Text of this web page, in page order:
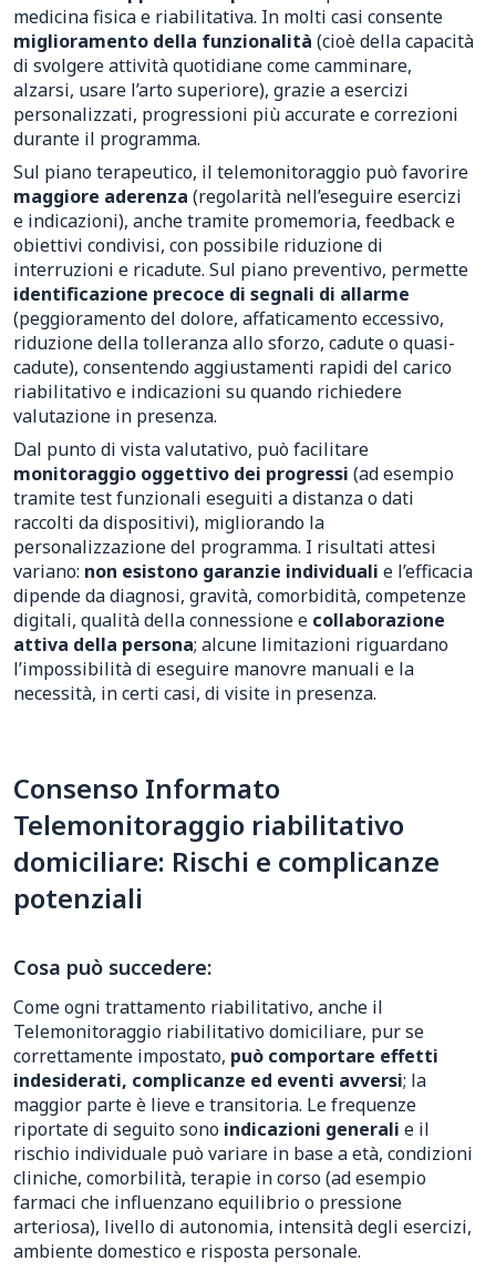
medicina fisica e riabilitativa. In molti casi consente
miglioramento della funzionalità (cioè della capacità
di svolgere attività quotidiane come camminare,
alzarsi, usare l’arto superiore), grazie a esercizi
personalizzati, progressioni più accurate e correzioni
durante il programma.
Sul piano terapeutico, il telemonitoraggio può favorire
maggiore aderenza (regolarità nell’eseguire esercizi
e indicazioni), anche tramite promemoria, feedback e
obiettivi condivisi, con possibile riduzione di
interruzioni e ricadute. Sul piano preventivo, permette
identificazione precoce di segnali di allarme
(peggioramento del dolore, affaticamento eccessivo,
riduzione della tolleranza allo sforzo, cadute o quasi-
cadute), consentendo aggiustamenti rapidi del carico
riabilitativo e indicazioni su quando richiedere
valutazione in presenza.
Dal punto di vista valutativo, può facilitare
monitoraggio oggettivo dei progressi (ad esempio
tramite test funzionali eseguiti a distanza o dati
raccolti da dispositivi), migliorando la
personalizzazione del programma. I risultati attesi
variano: non esistono garanzie individuali e l’efficacia
dipende da diagnosi, gravità, comorbidità, competenze
digitali, qualità della connessione e collaborazione
attiva della persona; alcune limitazioni riguardano
l’impossibilità di eseguire manovre manuali e la
necessità, in certi casi, di visite in presenza.
Consenso Informato
Telemonitoraggio riabilitativo
domiciliare: Rischi e complicanze
potenziali
Cosa può succedere:
Come ogni trattamento riabilitativo, anche il
Telemonitoraggio riabilitativo domiciliare, pur se
correttamente impostato, può comportare effetti
indesiderati, complicanze ed eventi avversi; la
maggior parte è lieve e transitoria. Le frequenze
riportate di seguito sono indicazioni generali e il
rischio individuale può variare in base a età, condizioni
cliniche, comorbilità, terapie in corso (ad esempio
farmaci che influenzano equilibrio o pressione
arteriosa), livello di autonomia, intensità degli esercizi,
ambiente domestico e risposta personale.